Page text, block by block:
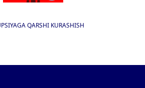
QARSHI KURASHISH